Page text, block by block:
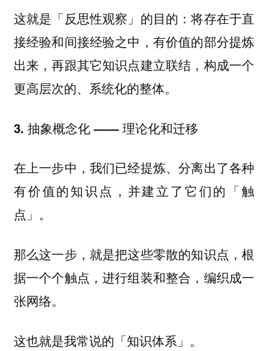
这就是「反思性观察」的目的：将存在于直
接经验和间接经验之中，有价值的部分提炼
出来，再跟其它知识点建立联结，构成一个
更高层次的、系统化的整体。
3. 抽象概念化 —— 理论化和迁移
在上一步中，我们已经提炼、分离出了各种
有价值的知识点，并建立了它们的「触
点」。
那么这一步，就是把这些零散的知识点，根
据一个个触点，进行组装和整合，编织成一
张网络。
这也就是我常说的「知识体系」。